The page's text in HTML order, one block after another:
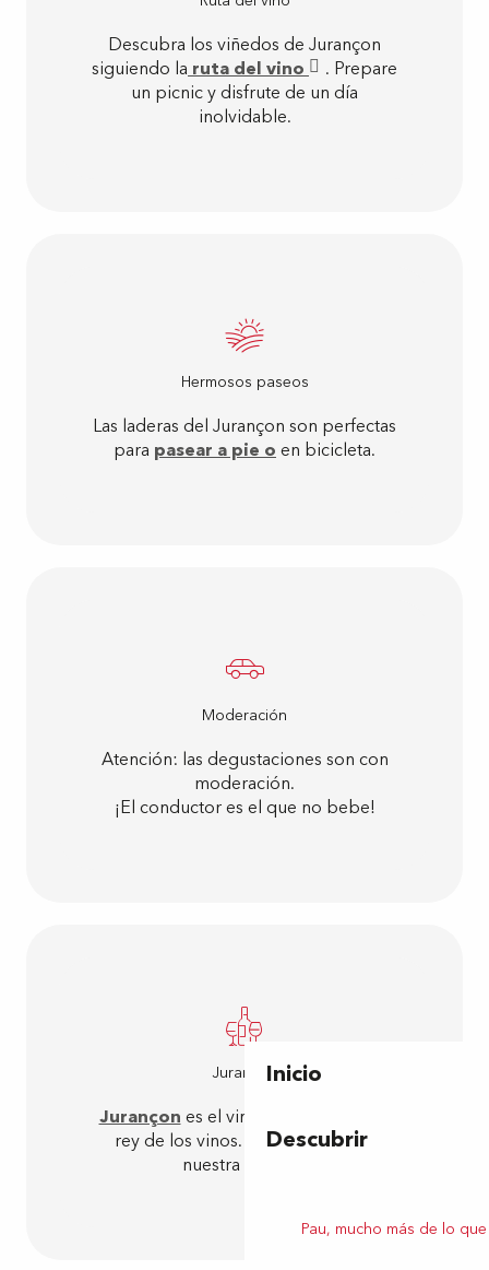
Inicio
Descubrir
Pau, mucho más de lo
Descubra los viñedos de Jurançon
siguiendo la ruta del vino
. Prepare
un picnic y disfrute de un día
inolvidable.
Hermosos paseos
Las laderas del Jurançon son perfectas
para pasear a pie o en bicicleta.
Moderación
Atención: las degustaciones son con
moderación.
¡El conductor es el que no bebe!
Jurançon
Jurançon es el vino de los reyes y el
rey de los vinos. ¡Forma parte de
nuestra historia!